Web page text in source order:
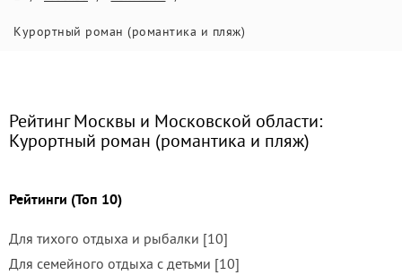
Курортный роман (романтика и пляж)
Рейтинг Москвы и Московской области:
Курортный роман (романтика и пляж)
Рейтинги (Топ 10)
Для тихого отдыха и рыбалки [10]
Для семейного отдыха с детьми [10]